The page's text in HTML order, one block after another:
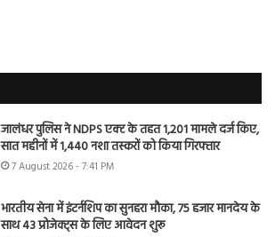
जालंधर पुलिस ने NDPS एक्ट के तहत 1,201 मामले दर्ज किए,
सात महीनों में 1,440 नशा तस्करों को किया गिरफ्तार
7 August 2026 - 7:41 PM
भारतीय सेना में इंटर्नशिप का सुनहरा मौका, 75 हजार मानदेय के
साथ 43 प्रोजेक्ट्स के लिए आवेदन शुरू